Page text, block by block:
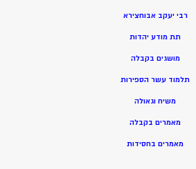
רבי יעקב אבוחצירא
תת מודע יהדות
מושגים בקבלה
תלמוד עשר הספירות
משיח וגאולה
מאמרים בקבלה
מאמרים בחסידות